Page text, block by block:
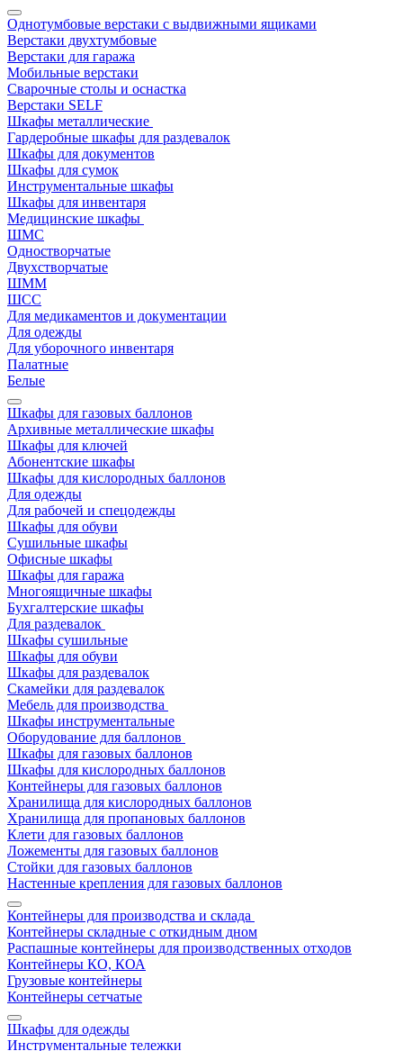
Однотумбовые верстаки с выдвижными ящиками
Верстаки двухтумбовые
Верстаки для гаража
Мобильные верстаки
Сварочные столы и оснастка
Верстаки SELF
Шкафы металлические
Гардеробные шкафы для раздевалок
Шкафы для документов
Шкафы для сумок
Инструментальные шкафы
Шкафы для инвентаря
Медицинские шкафы
ШМС
Одностворчатые
Двухстворчатые
ШММ
ШСС
Для медикаментов и документации
Для одежды
Для уборочного инвентаря
Палатные
Белые
Шкафы для газовых баллонов
Архивные металлические шкафы
Шкафы для ключей
Абонентские шкафы
Шкафы для кислородных баллонов
Для одежды
Для рабочей и спецодежды
Шкафы для обуви
Сушильные шкафы
Офисные шкафы
Шкафы для гаража
Многоящичные шкафы
Бухгалтерские шкафы
Для раздевалок
Шкафы сушильные
Шкафы для обуви
Шкафы для раздевалок
Скамейки для раздевалок
Мебель для производства
Шкафы инструментальные
Оборудование для баллонов
Шкафы для газовых баллонов
Шкафы для кислородных баллонов
Контейнеры для газовых баллонов
Хранилища для кислородных баллонов
Хранилища для пропановых баллонов
Клети для газовых баллонов
Ложементы для газовых баллонов
Стойки для газовых баллонов
Настенные крепления для газовых баллонов
Контейнеры для производства и склада
Контейнеры складные с откидным дном
Распашные контейнеры для производственных отходов
Контейнеры КО, КОА
Грузовые контейнеры
Контейнеры сетчатые
Шкафы для одежды
Инструментальные тележки